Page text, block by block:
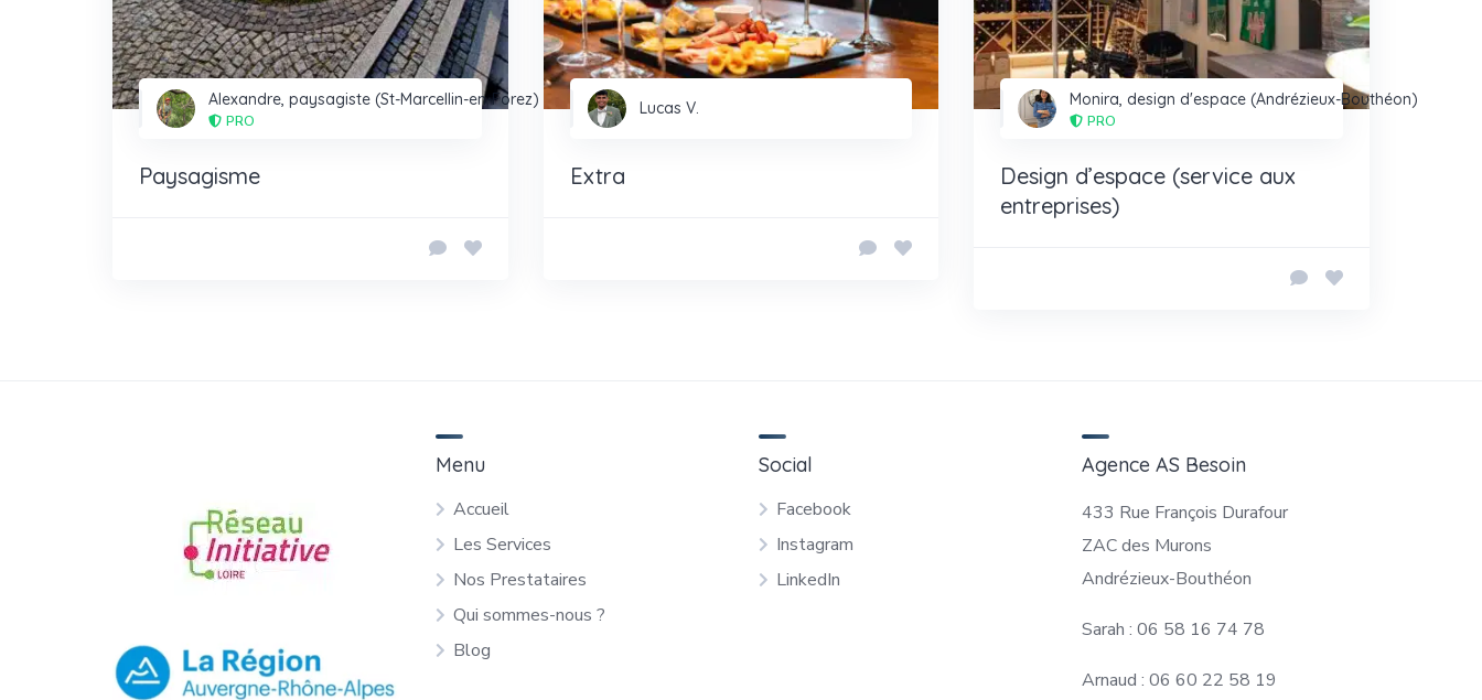
Alexandre, paysagiste (St-Marcellin-en-Forez)
PRO
Paysagisme
Lucas V.
Extra
Monira, design d'espace (Andrézieux-Bouthéon)
PRO
Design d’espace (service aux
entreprises)
Menu
Accueil
Les Services
Nos Prestataires
Qui sommes-nous ?
Blog
Social
Facebook
Instagram
LinkedIn
Agence AS Besoin
433 Rue François Durafour
ZAC des Murons
Andrézieux-Bouthéon
Sarah : 06 58 16 74 78
Arnaud : 06 60 22 58 19